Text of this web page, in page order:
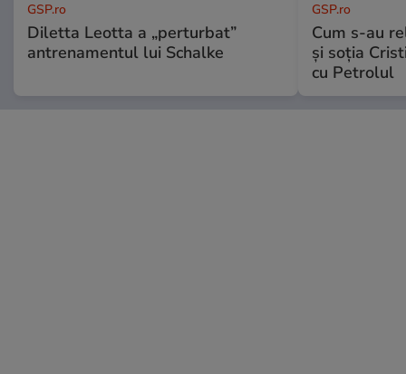
GSP.ro
Diletta Leotta a „perturbat”
antrenamentul lui Schalke
GSP.ro
Cum s-au
și soția
cu Petrolul